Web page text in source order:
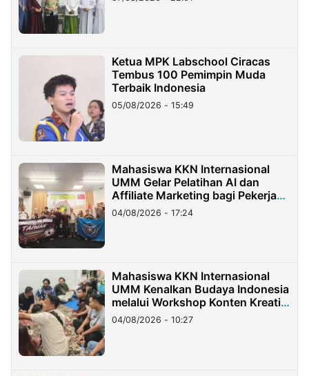
Ketua MPK Labschool Ciracas
Tembus 100 Pemimpin Muda
Terbaik Indonesia
05/08/2026 - 15:49
Mahasiswa KKN Internasional
UMM Gelar Pelatihan AI dan
Affiliate Marketing bagi Pekerja
Migran Indonesia di Taiwan
04/08/2026 - 17:24
Mahasiswa KKN Internasional
UMM Kenalkan Budaya Indonesia
melalui Workshop Konten Kreatif
di Taiwan
04/08/2026 - 10:27